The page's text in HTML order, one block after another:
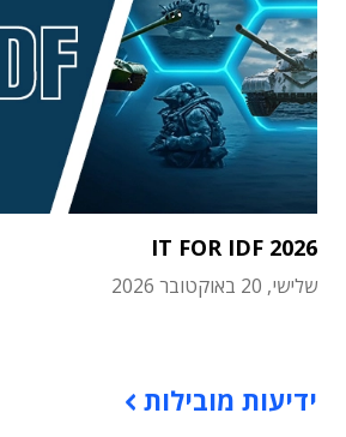
IT FOR IDF 2026
שלישי, 20 באוקטובר 2026
ידיעות מובילות